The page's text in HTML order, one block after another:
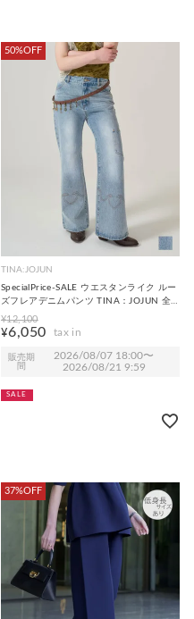
50%OFF
TINA:JOJUN
SpecialPrice-SALE ウエスタンライク ルー
ズフレアデニムパンツ TINA：JOJUN 全1
色｜tnj721-1049【2】
¥12,100
¥6,050
販売期
間
2026/08/07 18:00〜
2026/08/21 9:59
SALE
37%OFF